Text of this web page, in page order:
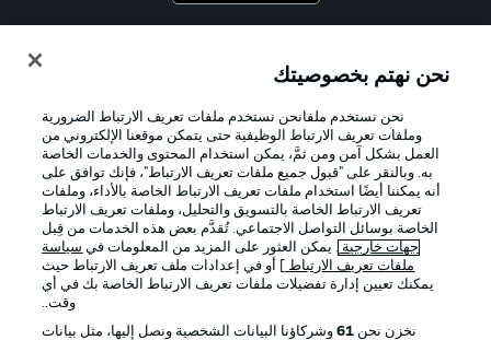
الإعلانات الإخطارات القانونية
نحن نهتم بخصوصيتك
نحن نستخدم ملفانحن نستخدم ملفات تعريف الارتباط الضرورية
وملفات تعريف الارتباط الوظيفية حتى يتمكن موقعنا الإلكتروني من
العمل بشكل آمن ومن ثمَّ، يمكن استخدام المحتوى والخدمات الخاصة
به. وبالنقر على "قبول جميع ملفات تعريف الارتباط"، فإنك توافق على
أنه يمكننا أيضًا استخدام ملفات تعريف الارتباط الخاصة بالأداء، وملفات
تعريف الارتباط الخاصة بالتسويق والتحليل، وملفات تعريف الارتباط
الخاصة بوسائل التواصل الاجتماعي. تُقدَّم بعض هذه الخدمات من قِبل
جهات خارجية . يمكن العثور على المزيد من المعلومات في سياسة
ملفات تعريف الارتباط
] أو في إعدادات ملف تعريف الارتباط حيث
يمكنك تعيين إدارة تفضيلات ملفات تعريف الارتباط الخاصة بك في أي
وقت..
نخزن نحن 61وشركاؤنا البيانات الشخصية ونصل إليها، مثل بيانات